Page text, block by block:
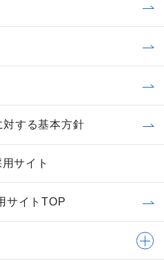
対する基本方針
サイト
サイトTOP